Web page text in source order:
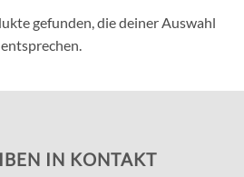
gefunden, die deiner Auswahl
entsprechen.
IN KONTAKT